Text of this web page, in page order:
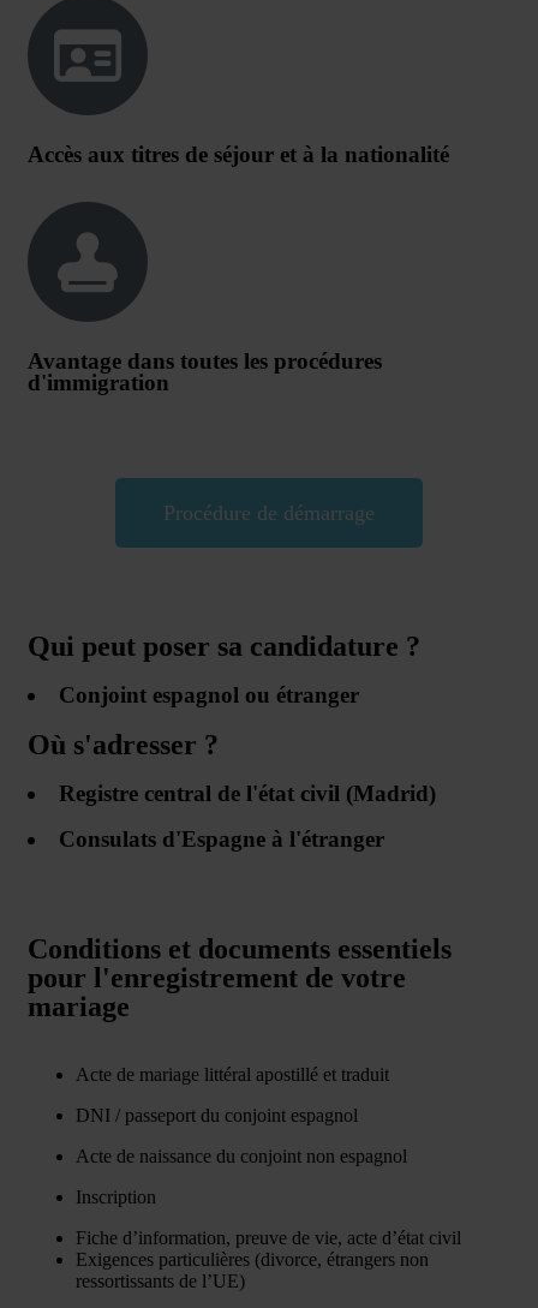
Accès aux titres de séjour et à la nationalité
Avantage dans toutes les procédures
d'immigration
Procédure de démarrage
Qui peut poser sa candidature ?
Conjoint espagnol ou étranger
Où s'adresser ?
Registre central de l'état civil (Madrid)
Consulats d'Espagne à l'étranger
Conditions et documents essentiels
pour l'enregistrement de votre
mariage
Acte de mariage littéral apostillé et traduit
DNI / passeport du conjoint espagnol
Acte de naissance du conjoint non espagnol
Inscription
Fiche d’information, preuve de vie, acte d’état civil
Exigences particulières (divorce, étrangers non
ressortissants de l’UE)